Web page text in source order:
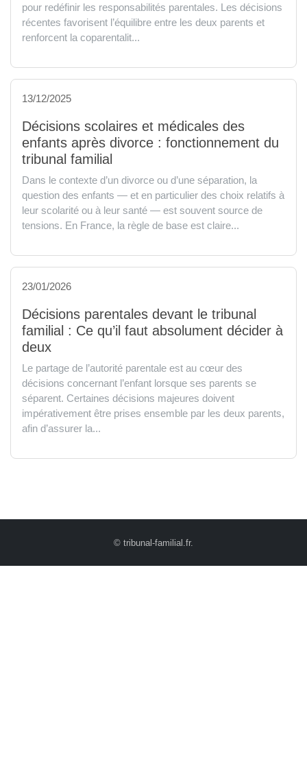
pour redéfinir les responsabilités parentales. Les décisions
récentes favorisent l’équilibre entre les deux parents et
renforcent la coparentalit...
13/12/2025
Décisions scolaires et médicales des
enfants après divorce : fonctionnement du
tribunal familial
Dans le contexte d’un divorce ou d’une séparation, la
question des enfants — et en particulier des choix relatifs à
leur scolarité ou à leur santé — est souvent source de
tensions. En France, la règle de base est claire...
23/01/2026
Décisions parentales devant le tribunal
familial : Ce qu’il faut absolument décider à
deux
Le partage de l’autorité parentale est au cœur des
décisions concernant l’enfant lorsque ses parents se
séparent. Certaines décisions majeures doivent
impérativement être prises ensemble par les deux parents,
afin d’assurer la...
© tribunal-familial.fr.